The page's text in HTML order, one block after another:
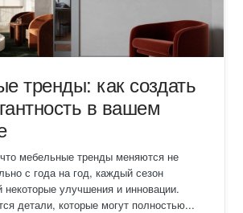
тренды: как создать
в вашем
мебельные тренды меняются не
с года на год, каждый сезон
некоторые улучшения и инновации.
детали, которые могут полностью...